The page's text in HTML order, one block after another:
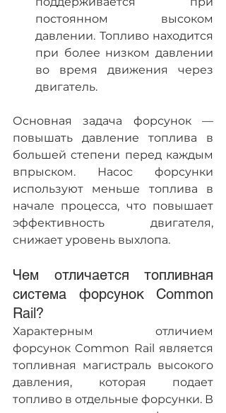
постоянном высоком
давлении. Топливо находится
при более низком давлении
во время движения через
двигатель.
Основная задача форсунок —
повышать давление топлива в
большей степени перед каждым
впрыском. Насос форсунки
используют меньше топлива в
начале процесса, что повышает
эффективность двигателя,
снижает уровень выхлопа.
Чем отличается топливная
система форсунок Common
Rail?
Характерным отличием
форсунок Common Rail является
топливная магистраль высокого
давления, которая подает
топливо в отдельные форсунки. В